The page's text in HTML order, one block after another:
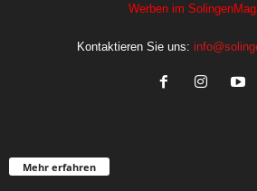
Werben im
Kontaktieren Sie uns:
Mehr erfahren